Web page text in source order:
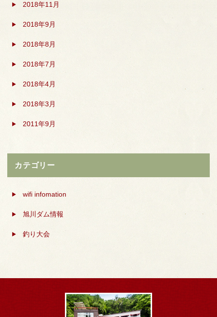
2018年11月
2018年9月
2018年8月
2018年7月
2018年4月
2018年3月
2011年9月
カテゴリー
wifi infomation
旭川ダム情報
釣り大会